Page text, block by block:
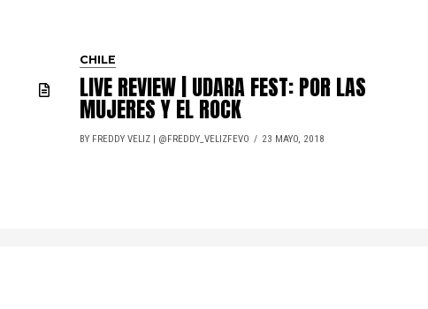
CHILE
LIVE REVIEW | UDARA FEST: POR LAS
MUJERES Y EL ROCK
BY FREDDY VELIZ | @FREDDY_VELIZFEVO 23 MAYO, 2018